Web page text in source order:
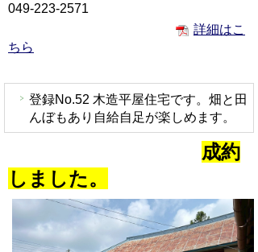
049-223-2571
詳細はこ
ちら
登録No.52 木造平屋住宅です。畑と田
んぼもあり自給自足が楽しめます。
成約
しました。